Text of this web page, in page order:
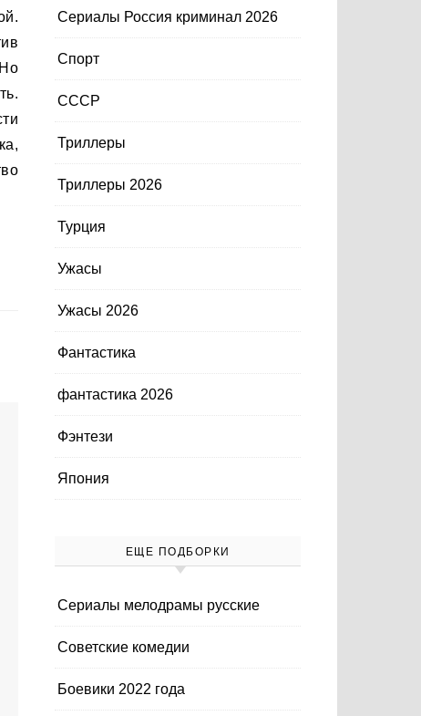
Сериалы Россия криминал 2026
Спорт
СССР
Триллеры
Триллеры 2026
Турция
Ужасы
Ужасы 2026
Фантастика
фантастика 2026
Фэнтези
Япония
ЕЩЕ ПОДБОРКИ
Cериалы мелодрамы русские
Cоветские комедии
Боевики 2022 года